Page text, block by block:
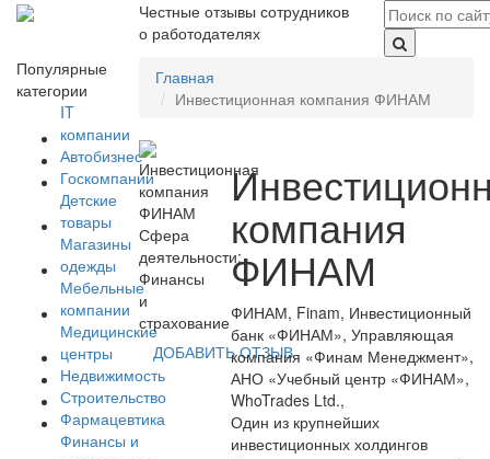
Честные отзывы сотрудников
о работодателях
Популярные
категории
IT
компании
Автобизнес
Госкомпании
Детские
товары
Магазины
одежды
Мебельные
компании
Медицинские
центры
Недвижимость
Строительство
Фармацевтика
Финансы и
Главная
Инвестиционная компания ФИНАМ
Сфера
деятельности:
Финансы
и
страхование
ДОБАВИТЬ ОТЗЫВ
компания
ФИНАМ
ФИНАМ, Finam, Инвестиционный
банк «ФИНАМ», Управляющая
компания «Финам Менеджмент»,
АНО «Учебный центр «ФИНАМ»,
WhoTrades Ltd.,
Один из крупнейших
инвестиционных холдингов